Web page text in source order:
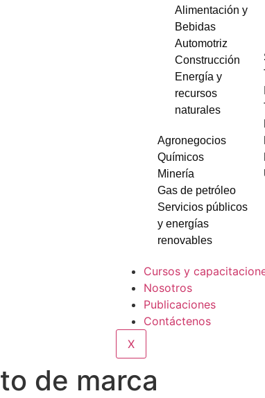
Alimentación y
Bebidas
Automotriz
Construcción
Energía y
recursos
naturales
Agronegocios
Químicos
Minería
Gas de petróleo
Servicios públicos
y energías
renovables
Cursos y
Nosotros
Publicaciones
Contáctenos
X
de marca